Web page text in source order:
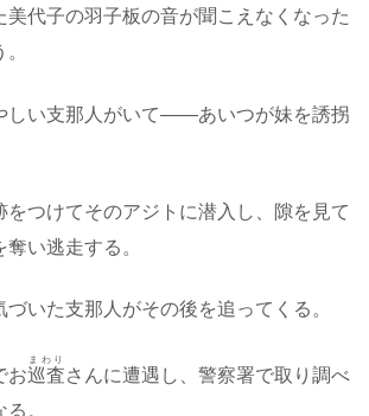
美代子の羽子板の音が聞こえなくなった
しい支那人がいて――あいつが妹を誘拐
をつけてそのアジトに潜入し、隙を見て
い逃走する。
づいた支那人がその後を追ってくる。
お巡査
まわり
さんに遭遇し、警察署で取り調べ
。